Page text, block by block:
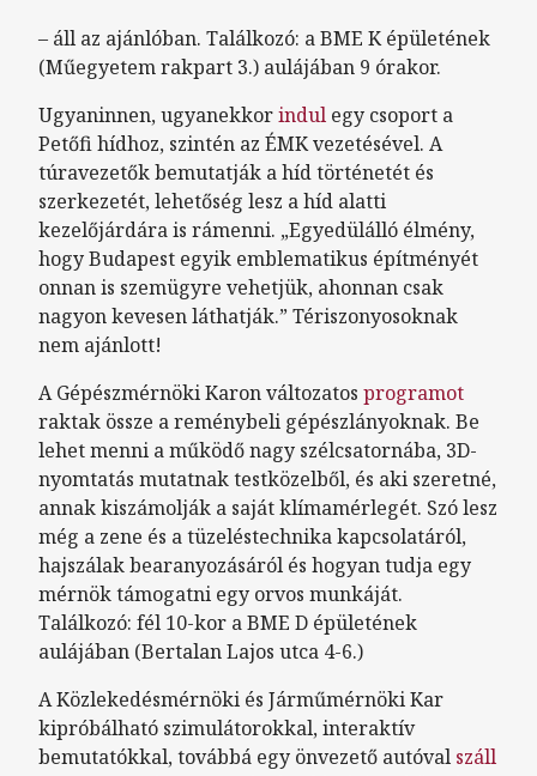
– áll az ajánlóban. Találkozó: a BME K épületének
(Műegyetem rakpart 3.) aulájában 9 órakor.
Ugyaninnen, ugyanekkorindul egy csoport a
Petőfi hídhoz, szintén az ÉMK vezetésével. A
túravezetők bemutatják a híd történetét és
szerkezetét, lehetőség lesz a híd alatti
kezelőjárdára is rámenni. „Egyedülálló élmény,
hogy Budapest egyik emblematikus építményét
onnan is szemügyre vehetjük, ahonnan csak
nagyon kevesen láthatják.” Tériszonyosoknak
nem ajánlott!
A Gépészmérnöki Karon változatos programot
raktak össze a reménybeli gépészlányoknak. Be
lehet menni a működő nagy szélcsatornába, 3D-
nyomtatás mutatnak testközelből, és aki szeretné,
annak kiszámolják a saját klímamérlegét. Szó lesz
még a zene és a tüzeléstechnika kapcsolatáról,
hajszálak bearanyozásáról és hogyan tudja egy
mérnök támogatni egy orvos munkáját.
Találkozó: fél 10-kor a BME D épületének
aulájában (Bertalan Lajos utca 4-6.)
A Közlekedésmérnöki és Járműmérnöki Kar
kipróbálható szimulátorokkal, interaktív
bemutatókkal, továbbá egy önvezető autóval száll